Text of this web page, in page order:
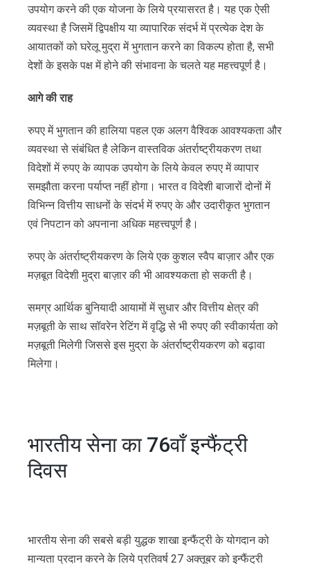
उपयोग करने की एक योजना के लिये प्रयासरत है। यह एक ऐसी
व्यवस्था है जिसमें द्विपक्षीय या व्यापारिक संदर्भ में प्रत्येक देश के
आयातकों को घरेलू मुद्रा में भुगतान करने का विकल्प होता है, सभी
देशों के इसके पक्ष में होने की संभावना के चलते यह महत्त्वपूर्ण है।
आगे की राह
रुपए में भुगतान की हालिया पहल एक अलग वैश्विक आवश्यकता और
व्यवस्था से संबंधित है लेकिन वास्तविक अंतर्राष्ट्रीयकरण तथा
विदेशों में रुपए के व्यापक उपयोग के लिये केवल रुपए में व्यापार
समझौता करना पर्याप्त नहीं होगा। भारत व विदेशी बाजारों दोनों में
विभिन्न वित्तीय साधनों के संदर्भ में रुपए के और उदारीकृत भुगतान
एवं निपटान को अपनाना अधिक महत्त्वपूर्ण है।
रुपए के अंतर्राष्ट्रीयकरण के लिये एक कुशल स्वैप बाज़ार और एक
मज़बूत विदेशी मुद्रा बाज़ार की भी आवश्यकता हो सकती है।
समग्र आर्थिक बुनियादी आयामों में सुधार और वित्तीय क्षेत्र की
मज़बूती के साथ सॉवरेन रेटिंग में वृद्धि से भी रुपए की स्वीकार्यता को
मज़बूती मिलेगी जिससे इस मुद्रा के अंतर्राष्ट्रीयकरण को बढ़ावा
मिलेगा।
भारतीय सेना का 76वाँ इन्फैंट्री
दिवस
भारतीय सेना की सबसे बड़ी युद्धक शाखा इन्फैंट्री के योगदान को
मान्यता प्रदान करने के लिये प्रतिवर्ष 27 अक्तूबर को इन्फैंट्री